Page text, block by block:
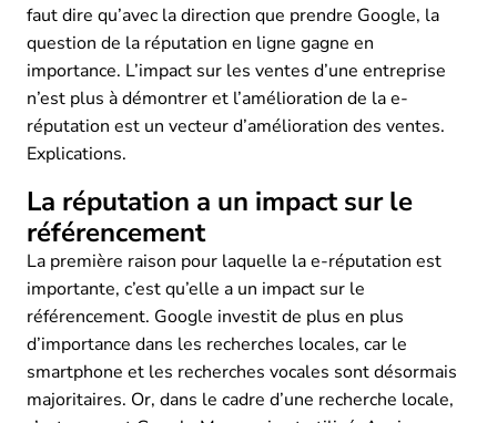
faut dire qu’avec la direction que prendre Google, la
question de la réputation en ligne gagne en
importance. L’impact sur les ventes d’une entreprise
n’est plus à démontrer et l’amélioration de la e-
réputation est un vecteur d’amélioration des ventes.
Explications.
La réputation a un impact sur le
référencement
La première raison pour laquelle la e-réputation est
importante, c’est qu’elle a un impact sur le
référencement. Google investit de plus en plus
d’importance dans les recherches locales, car le
smartphone et les recherches vocales sont désormais
majoritaires. Or, dans le cadre d’une recherche locale,